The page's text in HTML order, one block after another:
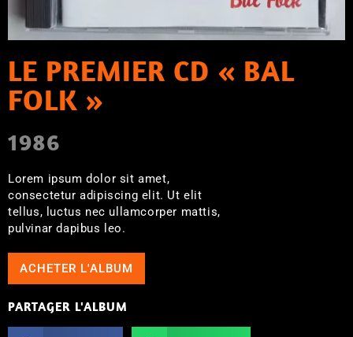
LE PREMIER CD « BAL
FOLK »
1986
Lorem ipsum dolor sit amet,
consectetur adipiscing elit. Ut elit
tellus, luctus nec ullamcorper mattis,
pulvinar dapibus leo.
ACHETER L'ALBUM
PARTAGER L'ALBUM